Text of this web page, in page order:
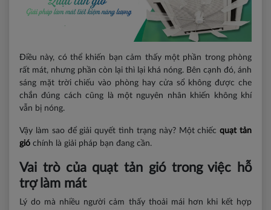
Điều này, có thể khiến bạn cảm thấy một phần trong phòng
rất mát, nhưng phần còn lại thì lại khá nóng. Bên cạnh đó, ánh
sáng mặt trời chiếu vào phòng hay cửa sổ không được che
chắn đúng cách cũng là một nguyên nhân khiến không khí
vẫn bị nóng.
Vậy làm sao để giải quyết tình trạng này? Một chiếcquạt tản
gió chính là giải pháp bạn đang cần.
Vai trò của quạt tản gió trong việc hỗ
trợ làm mát
Lý do mà nhiều người cảm thấy thoải mái hơn khi kết hợp